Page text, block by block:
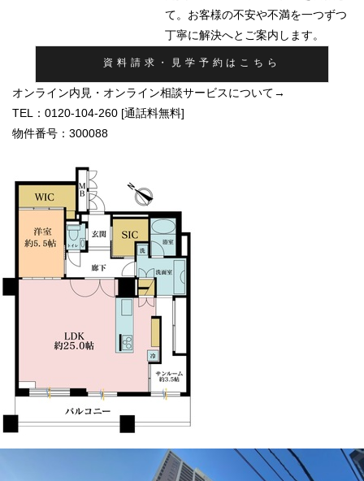
て。お客様の不安や不満を一つずつ
丁寧に解決へとご案内します。
資料請求・見学予約はこちら
オンライン内見・オンライン相談サービスについて→
TEL： 0120-104-260 [通話料無料]
物件番号：300088